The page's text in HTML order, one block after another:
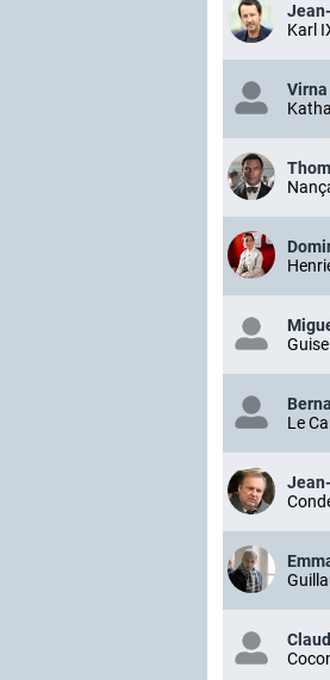
Karl
Guise
Le